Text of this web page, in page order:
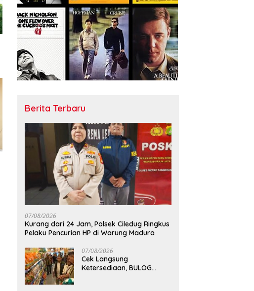
Berita Terbaru
07/08/2026
Kurang dari 24 Jam, Polsek Ciledug Ringkus
Pelaku Pencurian HP di Warung Madura
07/08/2026
Cek Langsung
Ketersediaan, BULOG